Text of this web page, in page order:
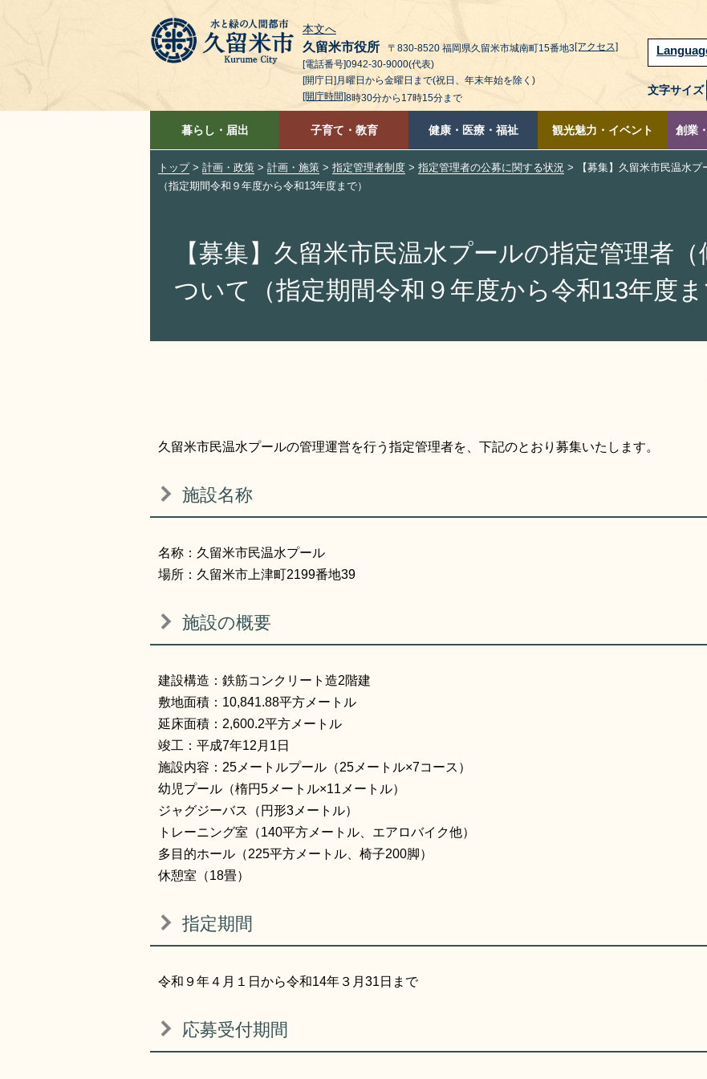
本文へ
久留米市役所 〒830-8520 福岡県久留米市城南町15番地3[アクセス]
[電話番号]0942-30-9000(代表)
[開庁日]月曜日から金曜日まで(祝日、年末年始を除く)
[開庁時間]8時30分から17時15分まで
文字サイズ
暮らし・届出 子育て・教育 健康・医療・福祉 観光魅力・イベント 創業
トップ> 計画・政策 > 計画・施策 > 指定管理者制度 > 指定管理者の公募に関する状況 > 【募集】久留米市民温水プ
（指定期間令和９年度から令和13年度まで）
【募集】久留米市民温水プールの指定管理者
ついて（指定期間令和９年度から令和13年度ま
久留米市民温水プールの管理運営を行う指定管理者を、下記のとおり募集いたします。
施設名称
名称：久留米市民温水プール
場所：久留米市上津町2199番地39
施設の概要
建設構造：鉄筋コンクリート造2階建
敷地面積：10,841.88平方メートル
延床面積：2,600.2平方メートル
竣工：平成7年12月1日
施設内容：25メートルプール（25メートル×7コース）
幼児プール（楕円5メートル×11メートル）
ジャグジーバス（円形3メートル）
トレーニング室（140平方メートル、エアロバイク他）
多目的ホール（225平方メートル、椅子200脚）
休憩室（18畳）
指定期間
令和９年４月１日から令和14年３月31日まで
応募受付期間